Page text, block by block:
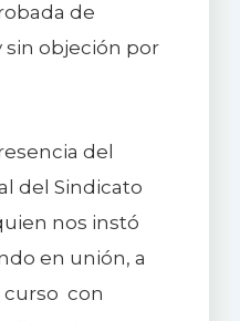
de
objeción por
del
del Sindicato
nos instó
en unión, a
curso con